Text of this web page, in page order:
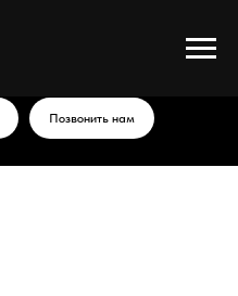
Позвонить нам